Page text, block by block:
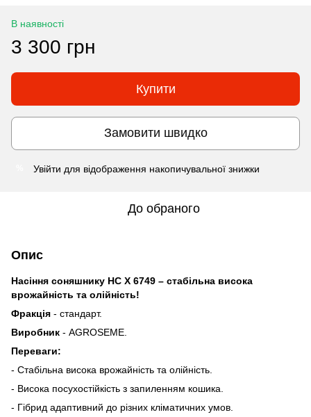
В наявності
3 300 грн
Купити
Замовити швидко
Увійти для відображення накопичувальної знижки
До обраного
Опис
Насіння соняшнику НС Х 6749 – стабільна висока
врожайність та олійність!
Фракція - стандарт.
Виробник - AGROSEME.
Переваги:
- Стабільна висока врожайність та олійність.
- Висока посухостійкість з запиленням кошика.
- Гібрид адаптивний до різних кліматичних умов.